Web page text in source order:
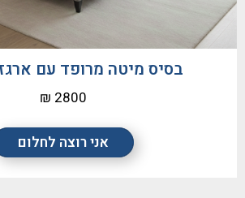
אני רוצה לחלום
בסיס מיטה מרופד עם
2800 ₪